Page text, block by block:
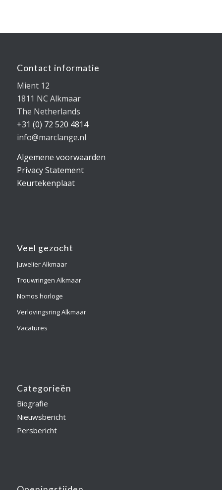
Contact informatie
Mient 12
1811 NC Alkmaar
The Netherlands
+31 (0) 72 520 4814
info@marclange.nl
Algemene voorwaarden
Privacy Statement
Keurtekenplaat
Veel gezocht
Juwelier Alkmaar
Trouwringen Alkmaar
Nomos horloge
Verlovingsring Alkmaar
Vacatures
Categorieën
Biografie
Nieuwsbericht
Persbericht